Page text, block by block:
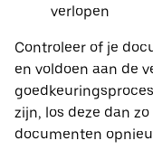
verlopen
Controleer of je
en voldoen aan de
zijn, los deze dan
documenten